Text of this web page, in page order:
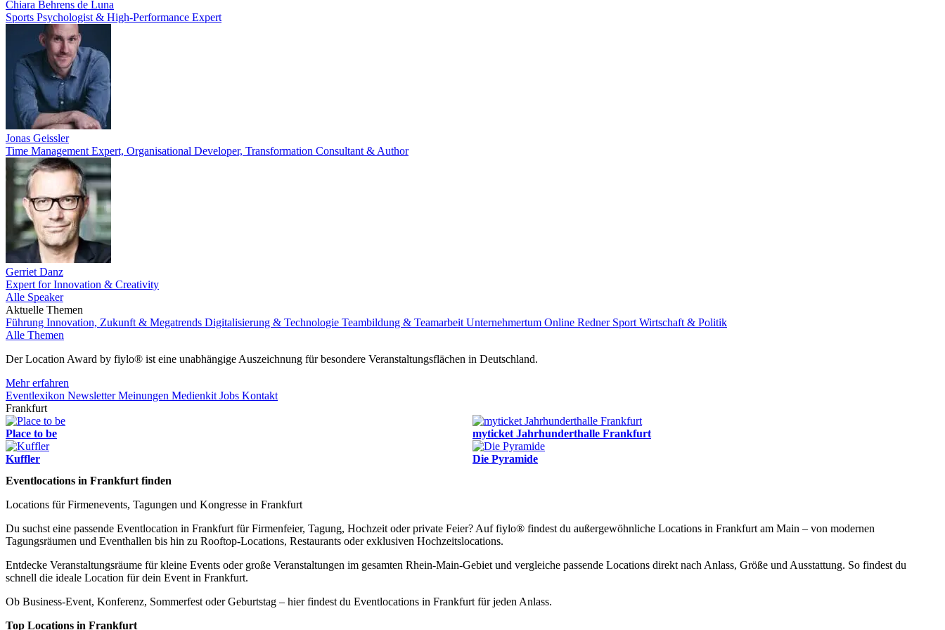
Chiara Behrens de Luna
Sports Psychologist & High-Performance Expert
Jonas Geissler
Time Management Expert, Organisational Developer, Transformation Consultant & Author
Gerriet Danz
Expert for Innovation & Creativity
Alle Speaker
Aktuelle Themen
Führung Innovation, Zukunft & Megatrends Digitalisierung & Technologie Teambildung & Teamarbeit Unternehmertum Online Redner Sport Wirtschaft & Politik
Alle Themen
Der Location Award by fiylo® ist eine unabhängige Auszeichnung für besondere Veranstaltungsflächen in Deutschland.
Mehr erfahren
Eventlexikon NewsletterMeinungen Medienkit Jobs Kontakt
Frankfurt
Place to be myticket Jahrhunderthalle Frankfurt
Kuffler
Die Pyramide
Eventlocations in Frankfurt finden
Locations für Firmenevents, Tagungen und Kongresse in Frankfurt
Du suchst eine passende Eventlocation in Frankfurt für Firmenfeier, Tagung, Hochzeit oder private Feier? Auf fiylo® findest du außergewöhnliche Locations in Frankfurt am Main – von modernen
Tagungsräumen und Eventhallen bis hin zu Rooftop-Locations, Restaurants oder exklusiven Hochzeitslocations.
Entdecke Veranstaltungsräume für kleine Events oder große Veranstaltungen im gesamten Rhein-Main-Gebiet und vergleiche passende Locations direkt nach Anlass, Größe und Ausstattung. So findest du
schnell die ideale Location für dein Event in Frankfurt.
Ob Business-Event, Konferenz, Sommerfest oder Geburtstag – hier findest du Eventlocations in Frankfurt für jeden Anlass.
Top Locations in Frankfurt